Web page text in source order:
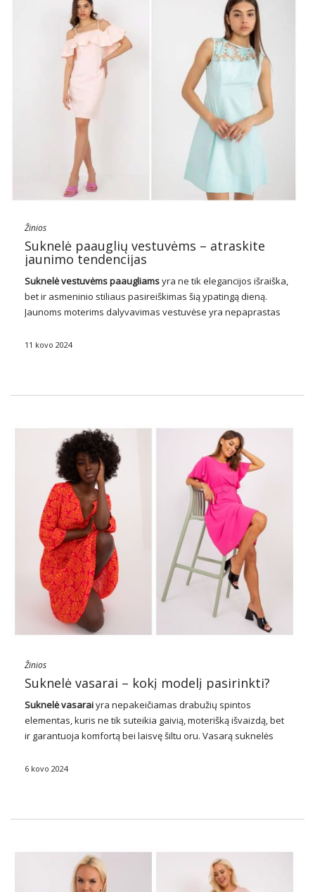
Žinios
Suknelė paauglių vestuvėms – atraskite
jaunimo tendencijas
Suknelė vestuvėms paaugliamsyra ne tik elegancijos išraiška,
bet ir asmeninio stiliaus pasireiškimas šią ypatingą dieną.
Jaunoms moterims dalyvavimas vestuvėse yra nepaprastas
pasidomėti įvairiausiais raštais, pjūviais ir detalėmis, kad
11 kovo 2024
Žinios
Suknelė vasarai – kokį modelį pasirinkti?
Suknelė vasaraiyra nepakeičiamas drabužių spintos
elementas, kuris ne tik suteikia gaivią, moterišką išvaizdą, bet
ir garantuoja komfortą bei laisvę šiltu oru. Vasarą suknelės
daugybę stiliaus variantų, pritaikytų skirtingoms progoms ir
6 kovo 2024